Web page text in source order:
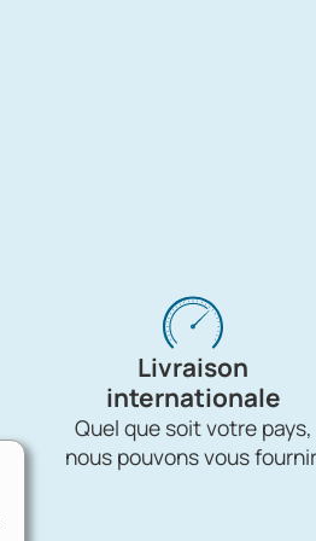
Livraison
internationale
Quel que soit votre pays,
nous pouvons vous